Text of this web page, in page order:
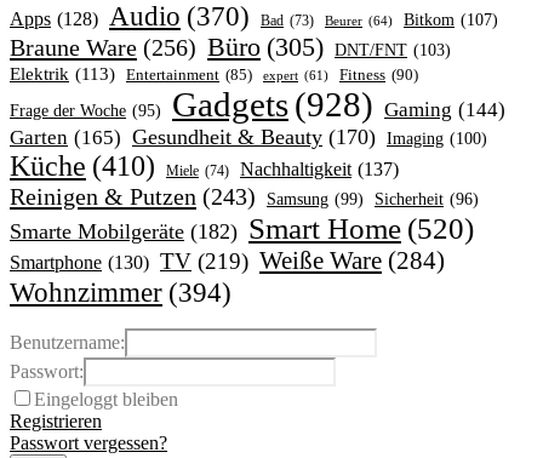
Apps (128) Audio (370) Bad (73) Beurer (64) Bitkom (107)
Braune Ware (256) Büro (305) DNT/FNT (103)
Elektrik (113) Entertainment (85) expert (61) Fitness (90)
Frage der Woche (95) Gadgets(928) Gaming (144)
Garten (165) Gesundheit & Beauty (170) Imaging (100)
Küche (410) Miele (74) Nachhaltigkeit (137)
Reinigen & Putzen (243) Samsung (99) Sicherheit (96)
Smarte Mobilgeräte (182) Smart Home (520)
Smartphone (130) TV (219) Weiße Ware (284)
Wohnzimmer (394)
Benutzername:
Passwort:
Eingeloggt bleiben
Registrieren
Passwort vergessen?